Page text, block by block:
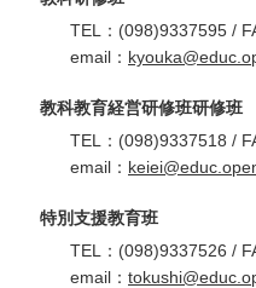
TEL：(098)9337595 /
email：
教科教育経営研修班研修班
TEL：(098)9337518 /
email：
特別支援教育班
TEL：(098)9337526 /
email：